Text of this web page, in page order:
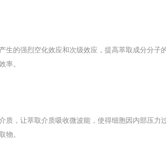
生的强烈空化效应和次级效应，提高萃取成分分子
率。
质，让萃取介质吸收微波能，使得细胞因内部压力
物。